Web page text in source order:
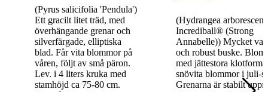
(Pyrus salicifolia 'Pendula')
Ett gracilt litet träd, med
överhängande grenar och
silverfärgade, elliptiska
blad. Får vita blommor på
våren, följt av små päron.
Lev. i 4 liters kruka med
stamhöjd ca 75-80 cm.
(Hydrangea
Incrediball® (Strong
Annabelle)) Mycket
och robust buske.
med jättestora
snövita blommor i juli-
Grenarna är stabilt